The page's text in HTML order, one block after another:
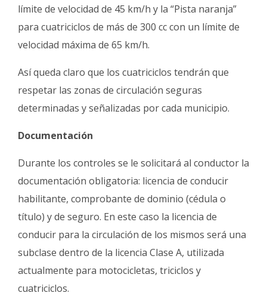
límite de velocidad de 45 km/h y la “Pista naranja”
para cuatriciclos de más de 300 cc con un límite de
velocidad máxima de 65 km/h.
Así queda claro que los cuatriciclos tendrán que
respetar las zonas de circulación seguras
determinadas y señalizadas por cada municipio.
Documentación
Durante los controles se le solicitará al conductor la
documentación obligatoria: licencia de conducir
habilitante, comprobante de dominio (cédula o
título) y de seguro. En este caso la licencia de
conducir para la circulación de los mismos será una
subclase dentro de la licencia Clase A, utilizada
actualmente para motocicletas, triciclos y
cuatriciclos.